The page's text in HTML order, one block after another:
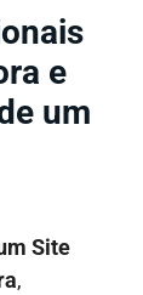
e
um
Site
,